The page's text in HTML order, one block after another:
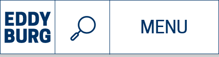
MENU
INIZIATIVE CHI SIAMO
© 2026 EDDYBURG